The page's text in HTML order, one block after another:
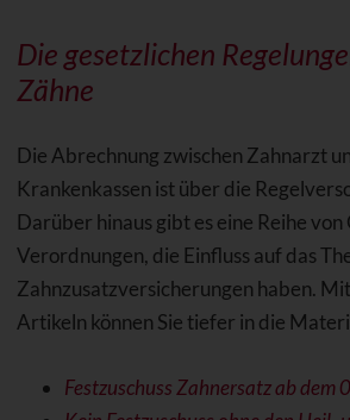
Die gesetzlichen
Zähne
Die Abrechnung zwischen Zahnarzt
Krankenkassen ist über die
Darüber hinaus gibt es eine Reihe von
Verordnungen, die Einfluss auf das
Zahnzusatzversicherungen haben.
Artikeln können Sie tiefer in die
Festzuschuss Zahnersatz ab